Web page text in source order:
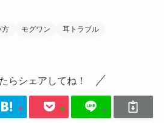
方 モグワン
耳トラブル
らシェアしてね！